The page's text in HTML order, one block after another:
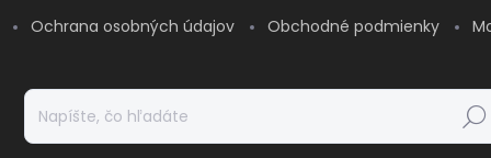
Ochrana osobných údajov Obchodné podmienky
Hľadať